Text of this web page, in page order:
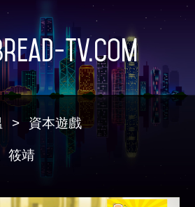
TV.com
資本遊戲
筱靖